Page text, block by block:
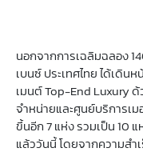
นอกจากการเฉลิมฉลอง
เบนซ์ ประเทศไทย ได้เดิ
เมนต์ Top-End Luxury
จำหน่ายและศูนย์บริการเ
ขึ้นอีก 7 แห่ง รวมเป็น 10
แล้ววันนี้ โดยจากความสำ